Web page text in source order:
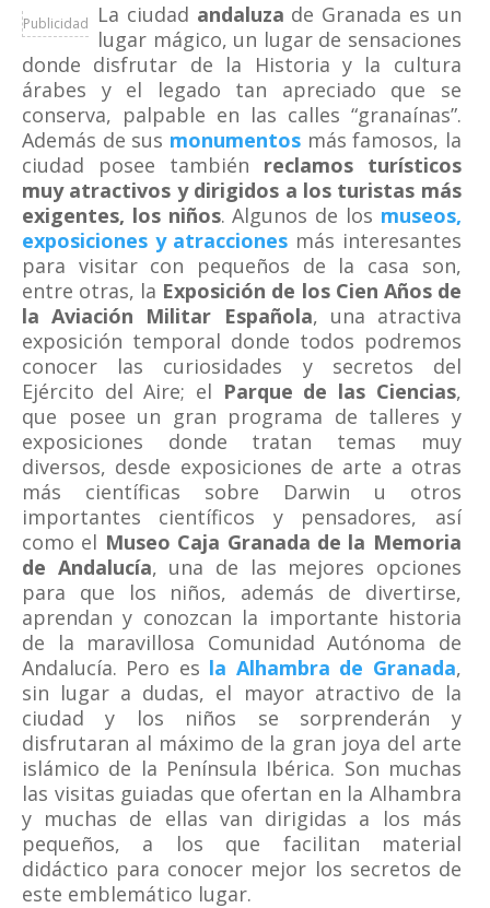
Publicidad La ciudad andaluza de Granada es un
lugar mágico, un lugar de sensaciones
donde disfrutar de la Historia y la cultura
árabes y el legado tan apreciado que se
conserva, palpable en las calles “granaínas”.
Además de sus monumentosmás famosos, la
ciudad posee también reclamos turísticos
muy atractivos y dirigidos a los turistas más
exigentes, los niños. Algunos de los museos,
exposiciones y atracciones más interesantes
para visitar con pequeños de la casa son,
entre otras, la Exposición de los Cien Años de
la Aviación Militar Española, una atractiva
exposición temporal donde todos podremos
conocer las curiosidades y secretos del
Ejército del Aire; el Parque de las Ciencias,
que posee un gran programa de talleres y
exposiciones donde tratan temas muy
diversos, desde exposiciones de arte a otras
más científicas sobre Darwin u otros
importantes científicos y pensadores, así
como el Museo Caja Granada de la Memoria
de Andalucía, una de las mejores opciones
para que los niños, además de divertirse,
aprendan y conozcan la importante historia
de la maravillosa Comunidad Autónoma de
Andalucía. Pero es la Alhambra de Granada,
sin lugar a dudas, el mayor atractivo de la
ciudad y los niños se sorprenderán y
disfrutaran al máximo de la gran joya del arte
islámico de la Península Ibérica. Son muchas
las visitas guiadas que ofertan en la Alhambra
y muchas de ellas van dirigidas a los más
pequeños, a los que facilitan material
didáctico para conocer mejor los secretos de
este emblemático lugar.